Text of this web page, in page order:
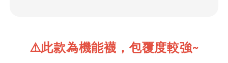
⚠️此款為機能襪， 包覆度較強~